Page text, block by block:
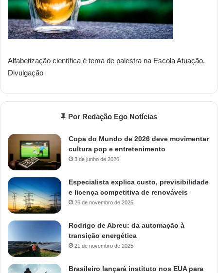
Alfabetização científica é tema de palestra na Escola Atuação.
Divulgação
Por Redação Ego Notícias
Copa do Mundo de 2026 deve movimentar
cultura pop e entretenimento
3 de junho de 2026
Especialista explica custo, previsibilidade
e licença competitiva de renováveis
26 de novembro de 2025
Rodrigo de Abreu: da automação à
transição energética
21 de novembro de 2025
Brasileiro lançará instituto nos EUA para